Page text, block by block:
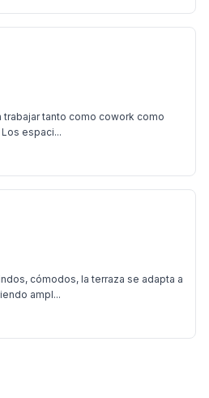
trabajar tanto como cowork como
espaci...
cómodos, la terraza se adapta a
ampl...